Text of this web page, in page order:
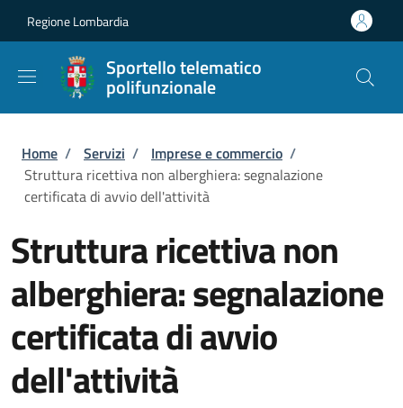
Regione Lombardia
Sportello telematico
polifunzionale
Briciole di pane
Home / Servizi / Imprese e commercio /
Struttura ricettiva non alberghiera: segnalazione
certificata di avvio dell'attività
Struttura ricettiva non
alberghiera: segnalazione
certificata di avvio
dell'attività